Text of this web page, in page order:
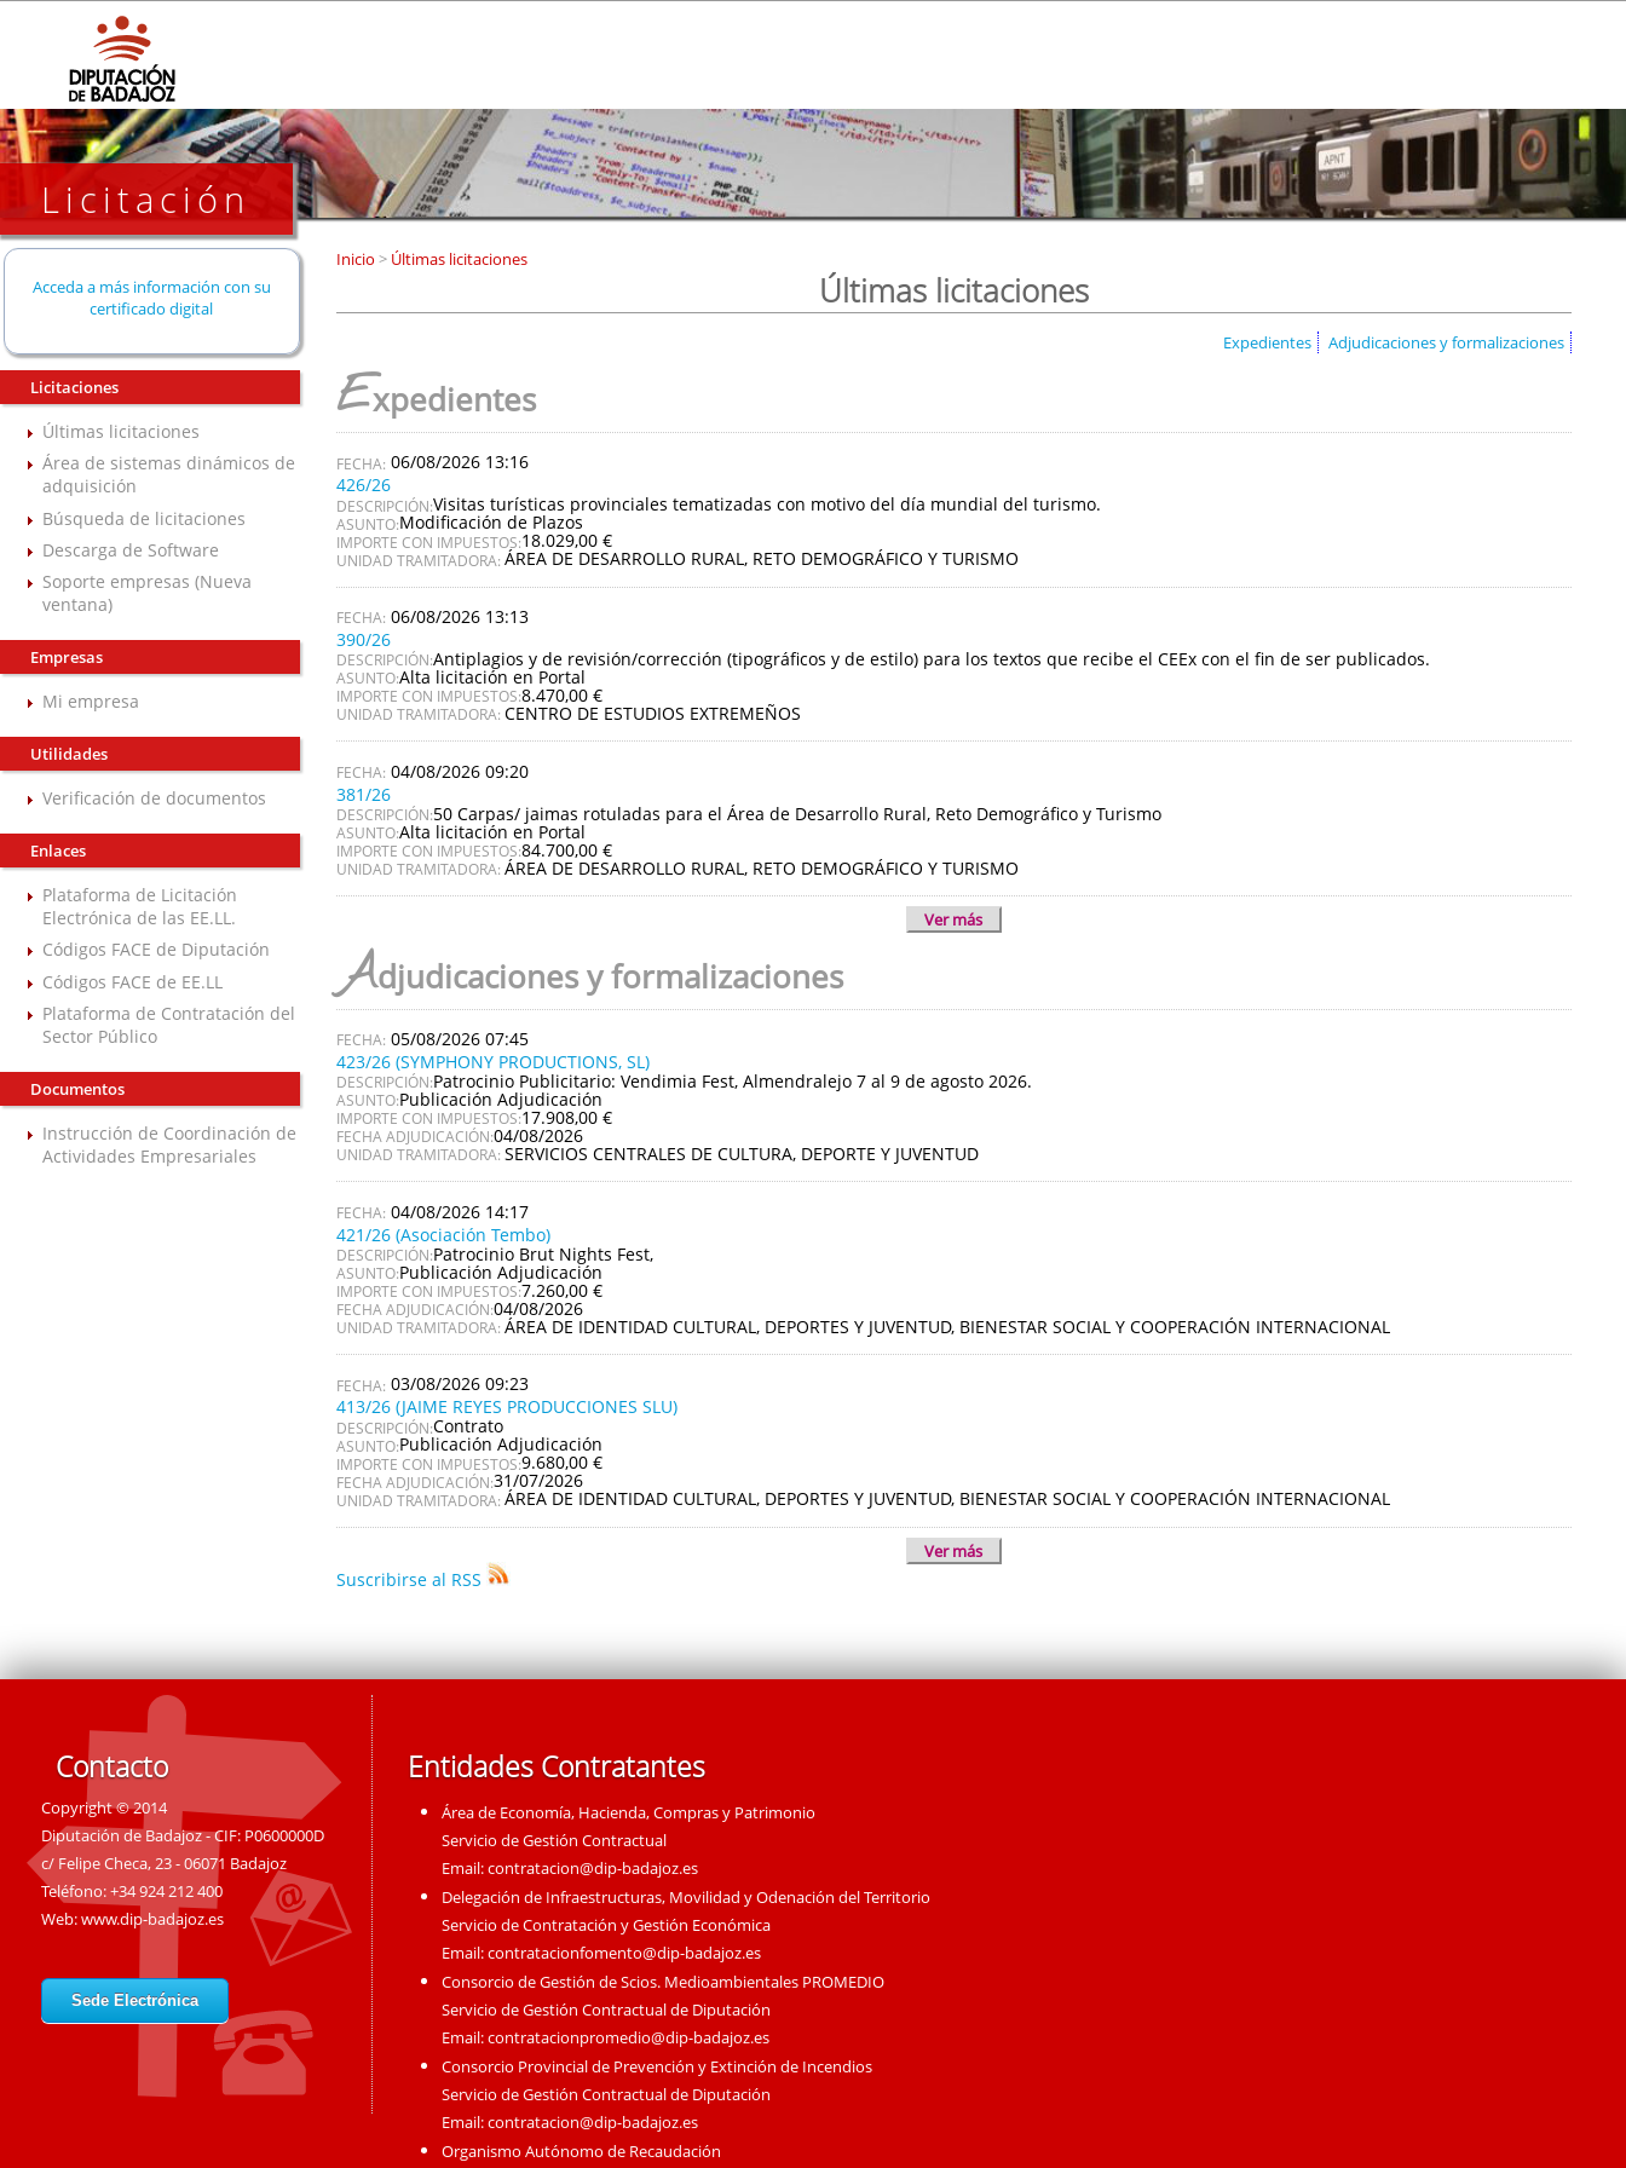
Licitación
Acceda a más información con su
certificado digital
Licitaciones
Últimas licitaciones
Área de sistemas dinámicos de
adquisición
Búsqueda de licitaciones
Descarga de Software
Soporte empresas (Nueva
ventana)
Empresas
Mi empresa
Utilidades
Verificación de documentos
Enlaces
Plataforma de Licitación
Electrónica de las EE.LL.
Códigos FACE de Diputación
Códigos FACE de EE.LL
Plataforma de Contratación del
Sector Público
Documentos
Instrucción de Coordinación de
Actividades Empresariales
Inicio >Últimas licitaciones
Últimas licitaciones
Expedientes Adjudicaciones y formalizaciones
Expedientes
06/08/2026 13:16
426/26
DESCRIPCIÓN:Visitas turísticas provinciales tematizadas con motivo del día mundial del turismo.
ASUNTO:Modificación de Plazos
IMPORTE CON IMPUESTOS:18.029,00 €
UNIDAD TRAMITADORA: ÁREA DE DESARROLLO RURAL, RETO DEMOGRÁFICO Y TURISMO
06/08/2026 13:13
390/26
DESCRIPCIÓN:Antiplagios y de revisión/corrección (tipográficos y de estilo) para los textos que recibe el CEEx con el fin de ser publicados.
ASUNTO:Alta licitación en Portal
IMPORTE CON IMPUESTOS:8.470,00 €
UNIDAD TRAMITADORA: CENTRO DE ESTUDIOS EXTREMEÑOS
04/08/2026 09:20
381/26
DESCRIPCIÓN:50 Carpas/ jaimas rotuladas para el Área de Desarrollo Rural, Reto Demográfico y Turismo
ASUNTO:Alta licitación en Portal
IMPORTE CON IMPUESTOS:84.700,00 €
UNIDAD TRAMITADORA: ÁREA DE DESARROLLO RURAL, RETO DEMOGRÁFICO Y TURISMO
Ver más
Adjudicaciones y formalizaciones
05/08/2026 07:45
423/26 (SYMPHONY PRODUCTIONS, SL)
DESCRIPCIÓN:Patrocinio Publicitario: Vendimia Fest, Almendralejo 7 al 9 de agosto 2026.
ASUNTO:Publicación Adjudicación
IMPORTE CON IMPUESTOS:17.908,00 €
FECHA ADJUDICACIÓN:04/08/2026
UNIDAD TRAMITADORA: SERVICIOS CENTRALES DE CULTURA, DEPORTE Y JUVENTUD
04/08/2026 14:17
421/26 (Asociación Tembo)
DESCRIPCIÓN:Patrocinio Brut Nights Fest,
ASUNTO:Publicación Adjudicación
IMPORTE CON IMPUESTOS:7.260,00 €
FECHA ADJUDICACIÓN:04/08/2026
UNIDAD TRAMITADORA: ÁREA DE IDENTIDAD CULTURAL, DEPORTES Y JUVENTUD, BIENESTAR SOCIAL Y COOPERACIÓN INTERNACIONAL
03/08/2026 09:23
413/26 (JAIME REYES PRODUCCIONES SLU)
DESCRIPCIÓN:Contrato
ASUNTO:Publicación Adjudicación
IMPORTE CON IMPUESTOS:9.680,00 €
FECHA ADJUDICACIÓN:31/07/2026
UNIDAD TRAMITADORA: ÁREA DE IDENTIDAD CULTURAL, DEPORTES Y JUVENTUD, BIENESTAR SOCIAL Y COOPERACIÓN INTERNACIONAL
Ver más
Suscribirse al RSS
Contacto
Copyright © 2014
Diputación de Badajoz - CIF: P0600000D
c/ Felipe Checa, 23 - 06071 Badajoz
Teléfono: +34 924 212 400
Web:www.dip-badajoz.es
Sede Electrónica
Entidades Contratantes
Área de Economía, Hacienda, Compras y Patrimonio
Servicio de Gestión Contractual
Email:contratacion@dip-badajoz.es
Delegación de Infraestructuras, Movilidad y Odenación del Territorio
Servicio de Contratación y Gestión Económica
Email:contratacionfomento@dip-badajoz.es
Consorcio de Gestión de Scios. Medioambientales PROMEDIO
Servicio de Gestión Contractual de Diputación
Email:contratacionpromedio@dip-badajoz.es
Consorcio Provincial de Prevención y Extinción de Incendios
Servicio de Gestión Contractual de Diputación
Email:contratacion@dip-badajoz.es
Organismo Autónomo de Recaudación